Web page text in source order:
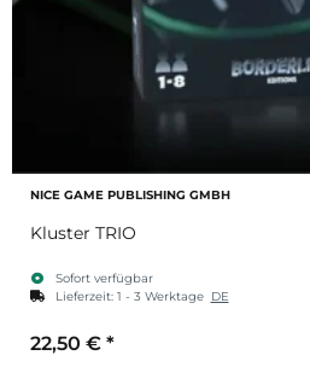
NICE GAME PUBLISHING GMBH
Kluster TRIO
Sofort verfügbar
Lieferzeit: 1 - 3 Werktage DE
22,50 € *